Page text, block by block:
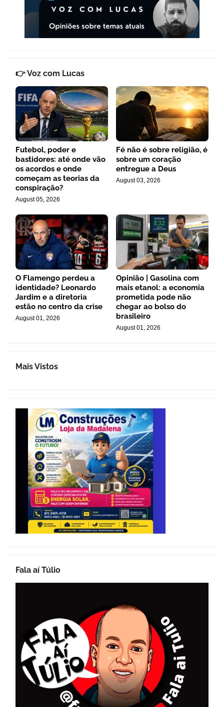
👉 Voz com Lucas
Futebol, poder e
bastidores: até onde vão
os acordos e onde
começam as teorias da
conspiração?
August 05, 2026
Fé não é sobre religião, é
sobre um coração
entregue a Deus
August 03, 2026
O Flamengo perdeu a
identidade? Leonardo
Jardim e a diretoria
estão no centro da crise
August 01, 2026
Opinião | Gasolina com
mais etanol: a economia
prometida pode não
chegar ao bolso do
brasileiro
August 01, 2026
Mais Vistos
Fala aí Túlio